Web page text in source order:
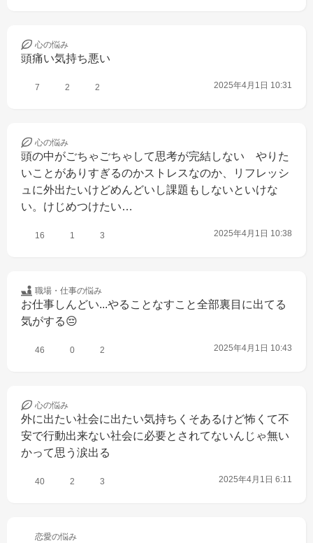
心の悩み
頭痛い気持ち悪い
7 2 2 2025年4月1日 10:31
心の悩み
頭の中がごちゃごちゃして思考が完結しない　やりた
いことがありすぎるのかストレスなのか、リフレッシ
ュに外出たいけどめんどいし課題もしないといけな
い。けじめつけたい…
16 1 3 2025年4月1日 10:38
職場・仕事の悩み
お仕事しんどい...やることなすこと全部裏目に出てる
気がする😔
46 0 2 2025年4月1日 10:43
心の悩み
外に出たい社会に出たい気持ちくそあるけど怖くて不
安で行動出来ない社会に必要とされてないんじゃ無い
かって思う涙出る
40 2 3 2025年4月1日 6:11
恋愛の悩み